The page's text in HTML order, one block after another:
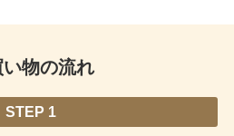
い物の流れ
STEP 1